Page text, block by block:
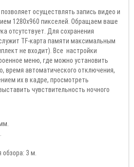
осуществлять запись видео и
1280х960 пикселей. Обращаем ваше
отсутствует. Для сохранения
TF-карта памяти максимальным
не входит). Все настройки
меню, где можно установить
время автоматического отключения,
их в кадре, просмотреть
чувствительность ночного
3 м.